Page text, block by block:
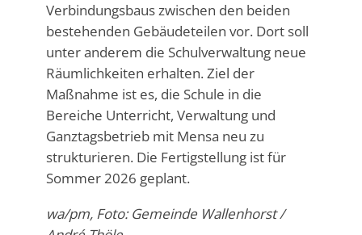
Verbindungsbaus zwischen den beiden
bestehenden Gebäudeteilen vor. Dort soll
unter anderem die Schulverwaltung neue
Räumlichkeiten erhalten. Ziel der
Maßnahme ist es, die Schule in die
Bereiche Unterricht, Verwaltung und
Ganztagsbetrieb mit Mensa neu zu
strukturieren. Die Fertigstellung ist für
Sommer 2026 geplant.
wa/pm, Foto: Gemeinde Wallenhorst /